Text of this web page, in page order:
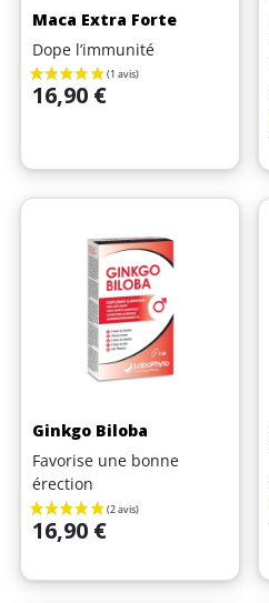
Maca Extra Forte
Dope l’immunité
Prix
16,90 €
Ginkgo Biloba
Favorise une bonne
érection
Prix
16,90 €